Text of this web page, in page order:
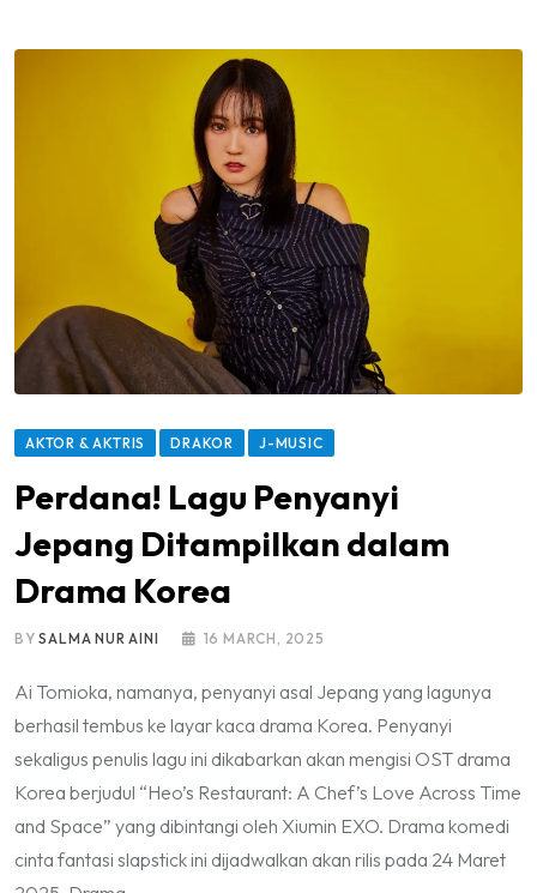
AKTOR & AKTRIS DRAKOR J-MUSIC
Perdana! Lagu Penyanyi
Jepang Ditampilkan dalam
Drama Korea
BYSALMA NUR AINI 16 MARCH, 2025
Ai Tomioka, namanya, penyanyi asal Jepang yang lagunya
berhasil tembus ke layar kaca drama Korea. Penyanyi
sekaligus penulis lagu ini dikabarkan akan mengisi OST drama
Korea berjudul “Heo’s Restaurant: A Chef’s Love Across Time
and Space” yang dibintangi oleh Xiumin EXO. Drama komedi
cinta fantasi slapstick ini dijadwalkan akan rilis pada 24 Maret